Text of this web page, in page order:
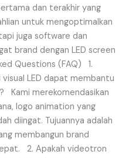
dan terakhir yang
untuk mengoptimalkan
juga software dan
brand dengan LED screen
Questions (FAQ) 1.
LED dapat membantu
Kami merekomendasikan
logo animation yang
diingat. Tujuannya adalah
membangun brand
2. Apakah videotron